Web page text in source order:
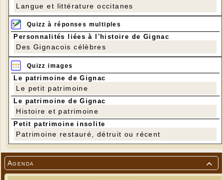

Agenda
Langue et littérature occitanes
Quizz à réponses multiples
Personnalités liées à l'histoire de Gignac
Des Gignacois célèbres
Quizz images
Le patrimoine de Gignac
Le petit patrimoine
Le patrimoine de Gignac
Histoire et patrimoine
Petit patrimoine insolite
Patrimoine restauré, détruit ou récent